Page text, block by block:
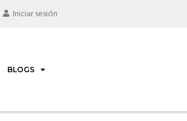
Iniciar sesión
BLOGS